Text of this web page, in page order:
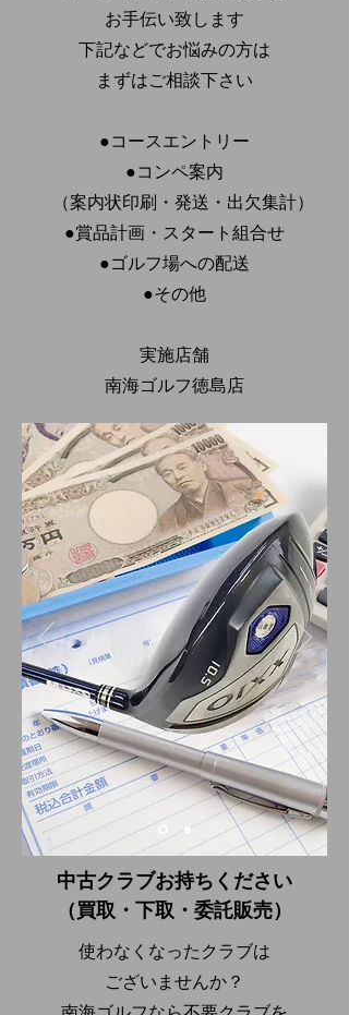
お手伝い致します
下記などでお悩みの方は
​まずはご相談下さい
●コースエントリー
●コンペ案内
（案内状印刷・発送・出欠集計）
●賞品計画・スタート組合せ
●ゴルフ場への配送
●その他
実施店舗
南海ゴルフ徳島店
中古クラブお持ちください
（買取・下取・委託販売）
使わなくなったクラブは
ございませんか？